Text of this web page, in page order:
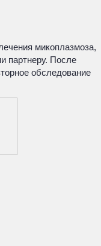
микоплазмоза,
партнеру. После
обследование